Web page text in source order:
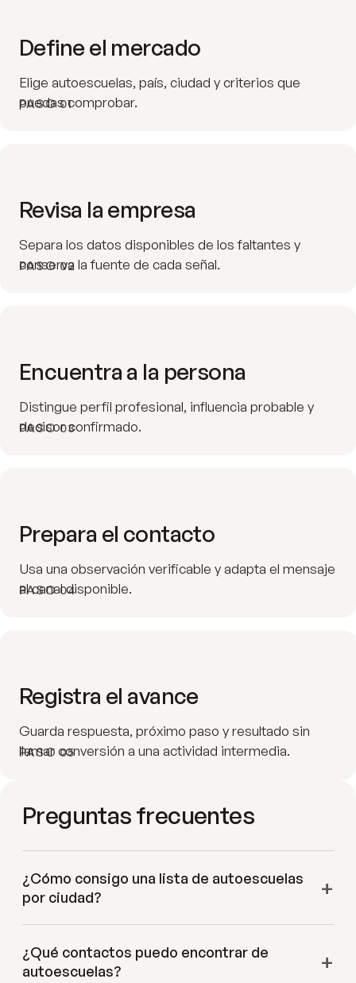
PASO 01
Define el mercado
Elige autoescuelas, país, ciudad y criterios que
puedas comprobar.
PASO 02
Revisa la empresa
Separa los datos disponibles de los faltantes y
conserva la fuente de cada señal.
PASO 03
Encuentra a la persona
Distingue perfil profesional, influencia probable y
decisor confirmado.
PASO 04
Prepara el contacto
Usa una observación verificable y adapta el mensaje
al canal disponible.
PASO 05
Registra el avance
Guarda respuesta, próximo paso y resultado sin
llamar conversión a una actividad intermedia.
Preguntas frecuentes
¿Cómo consigo una lista de autoescuelas
por ciudad?
¿Qué contactos puedo encontrar de
autoescuelas?